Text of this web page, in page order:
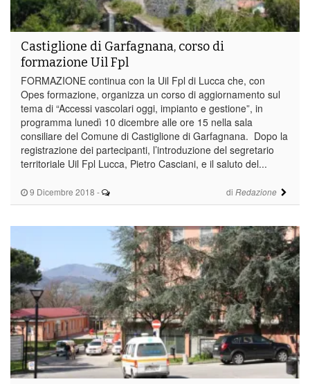
9 Dicembre 2018 - di Redazione
Castiglione di Garfagnana, corso di
formazione Uil Fpl
FORMAZIONE continua con la Uil Fpl di Lucca che, con
Opes formazione, organizza un corso di aggiornamento sul
tema di “Accessi vascolari oggi, impianto e gestione”, in
programma lunedì 10 dicembre alle ore 15 nella sala
consiliare del Comune di Castiglione di Garfagnana. Dopo la
registrazione dei partecipanti, l’introduzione del segretario
territoriale Uil Fpl Lucca, Pietro Casciani, e il saluto del...